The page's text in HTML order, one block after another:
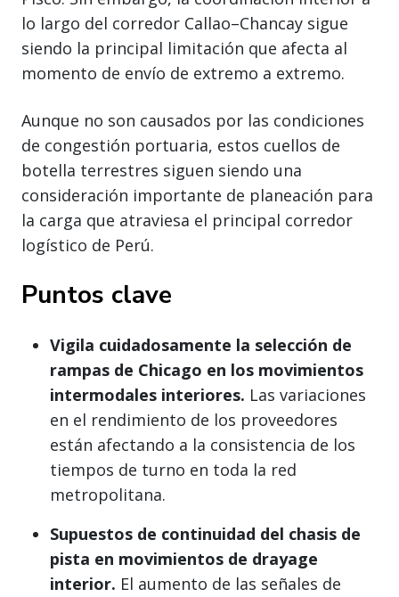
lo largo del corredor Callao–Chancay sigue
siendo la principal limitación que afecta al
momento de envío de extremo a extremo.
Aunque no son causados por las condiciones
de congestión portuaria, estos cuellos de
botella terrestres siguen siendo una
consideración importante de planeación para
la carga que atraviesa el principal corredor
logístico de Perú.
Puntos clave
Vigila cuidadosamente la selección de
rampas de Chicago en los movimientos
intermodales interiores. Las variaciones
en el rendimiento de los proveedores
están afectando a la consistencia de los
tiempos de turno en toda la red
metropolitana.
Supuestos de continuidad del chasis de
pista en movimientos de drayage
interior. El aumento de las señales de